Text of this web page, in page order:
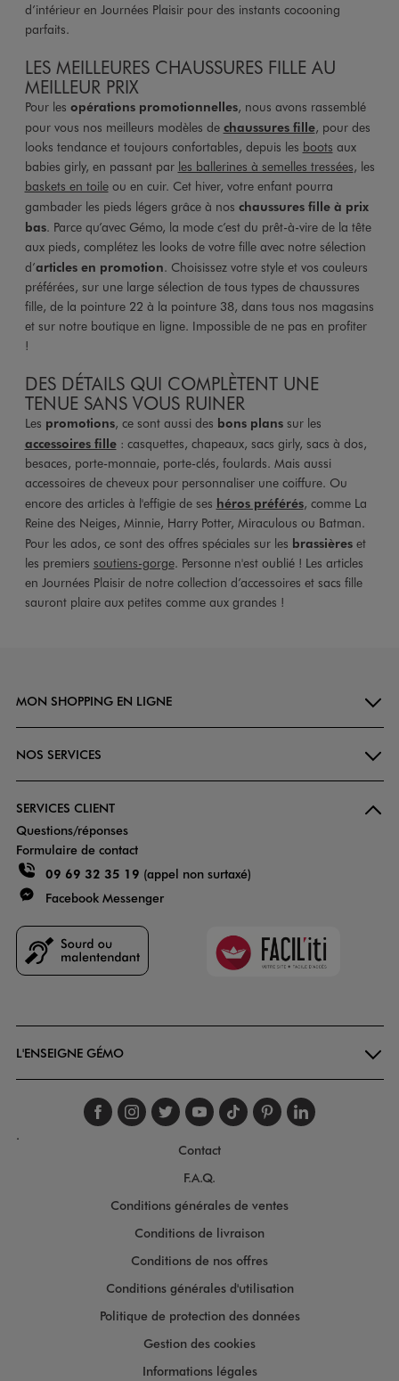
d’intérieur en Journées Plaisir pour des instants cocooning
parfaits.
LES MEILLEURES CHAUSSURES FILLE AU
MEILLEUR PRIX
Pour les opérations promotionnelles, nous avons rassemblé
pour vous nos meilleurs modèles de chaussures fille, pour des
looks tendance et toujours confortables, depuis les boots aux
babies girly, en passant par les ballerines à semelles tressées, les
baskets en toileou en cuir. Cet hiver, votre enfant pourra
gambader les pieds légers grâce à nos chaussures fille à prix
bas. Parce qu’avec Gémo, la mode c’est du prêt-à-vire de la tête
aux pieds, complétez les looks de votre fille avec notre sélection
d’articles en promotion. Choisissez votre style et vos couleurs
préférées, sur une large sélection de tous types de chaussures
fille, de la pointure 22 à la pointure 38, dans tous nos magasins
et sur notre boutique en ligne. Impossible de ne pas en profiter
!
DES DÉTAILS QUI COMPLÈTENT UNE
TENUE SANS VOUS RUINER
Les promotions, ce sont aussi des bons planssur les
accessoires fille: casquettes, chapeaux, sacs girly, sacs à dos,
besaces, porte-monnaie, porte-clés, foulards. Mais aussi
accessoires de cheveux pour personnaliser une coiffure. Ou
encore des articles à l'effigie de ses héros préférés, comme La
Reine des Neiges, Minnie, Harry Potter, Miraculous ou Batman.
Pour les ados, ce sont des offres spéciales sur les brassièreset
les premiers soutiens-gorge. Personne n'est oublié ! Les articles
en Journées Plaisir de notre collection d’accessoires et sacs fille
sauront plaire aux petites comme aux grandes !
MON SHOPPING EN LIGNE
NOS SERVICES
SERVICES CLIENT
Questions/réponses
Formulaire de contact
09 69 32 35 19 (appel non surtaxé)
Facebook Messenger
Faciliti
L'ENSEIGNE GÉMO
Suivez-nous sur
Suivez-nous sur
Suivez-nous sur
Suivez-nous
Suivez-nous
Suivez-
.
Contact
F.A.Q.
Conditions générales de ventes
Conditions de livraison
Conditions de nos offres
Conditions générales d'utilisation
Politique de protection des données
Gestion des cookies
Informations légales